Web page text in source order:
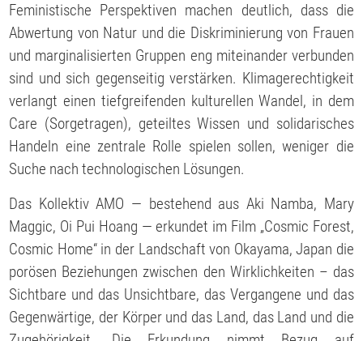
Feministische Perspektiven machen deutlich, dass die
Abwertung von Natur und die Diskriminierung von Frauen
und marginalisierten Gruppen eng miteinander verbunden
sind und sich gegenseitig verstärken. Klimagerechtigkeit
verlangt einen tiefgreifenden kulturellen Wandel, in dem
Care (Sorgetragen), geteiltes Wissen und solidarisches
Handeln eine zentrale Rolle spielen sollen, weniger die
Suche nach technologischen Lösungen.
Das Kollektiv AMO — bestehend aus Aki Namba, Mary
Maggic, Oi Pui Hoang — erkundet im Film „Cosmic Forest,
Cosmic Home“ in der Landschaft von Okayama, Japan die
porösen Beziehungen zwischen den Wirklichkeiten – das
Sichtbare und das Unsichtbare, das Vergangene und das
Gegenwärtige, der Körper und das Land, das Land und die